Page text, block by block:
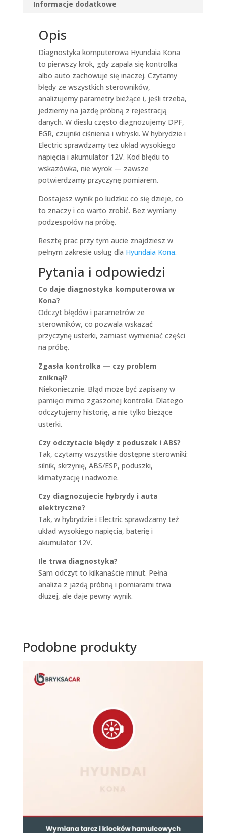
Informacje dodatkowe
Opis
Diagnostyka komputerowa Hyundaia Kona
to pierwszy krok, gdy zapala się kontrolka
albo auto zachowuje się inaczej. Czytamy
błędy ze wszystkich sterowników,
analizujemy parametry bieżące i, jeśli trzeba,
jedziemy na jazdę próbną z rejestracją
danych. W dieslu często diagnozujemy DPF,
EGR, czujniki ciśnienia i wtryski. W hybrydzie i
Electric sprawdzamy też układ wysokiego
napięcia i akumulator 12V. Kod błędu to
wskazówka, nie wyrok — zawsze
potwierdzamy przyczynę pomiarem.
Dostajesz wynik po ludzku: co się dzieje, co
to znaczy i co warto zrobić. Bez wymiany
podzespołów na próbę.
Resztę prac przy tym aucie znajdziesz w
pełnym zakresie usług dla Hyundaia Kona.
Pytania i odpowiedzi
Co daje diagnostyka komputerowa w
Kona?
Odczyt błędów i parametrów ze
sterowników, co pozwala wskazać
przyczynę usterki, zamiast wymieniać części
na próbę.
Zgasła kontrolka — czy problem
zniknął?
Niekoniecznie. Błąd może być zapisany w
pamięci mimo zgaszonej kontrolki. Dlatego
odczytujemy historię, a nie tylko bieżące
usterki.
Czy odczytacie błędy z poduszek i ABS?
Tak, czytamy wszystkie dostępne sterowniki:
silnik, skrzynię, ABS/ESP, poduszki,
klimatyzację i nadwozie.
Czy diagnozujecie hybrydy i auta
elektryczne?
Tak, w hybrydzie i Electric sprawdzamy też
układ wysokiego napięcia, baterię i
akumulator 12V.
Ile trwa diagnostyka?
Sam odczyt to kilkanaście minut. Pełna
analiza z jazdą próbną i pomiarami trwa
dłużej, ale daje pewny wynik.
Podobne produkty